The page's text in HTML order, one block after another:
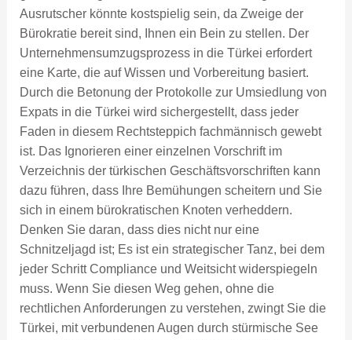
Ausrutscher könnte kostspielig sein, da Zweige der
Bürokratie bereit sind, Ihnen ein Bein zu stellen. Der
Unternehmensumzugsprozess in die Türkei erfordert
eine Karte, die auf Wissen und Vorbereitung basiert.
Durch die Betonung der Protokolle zur Umsiedlung von
Expats in die Türkei wird sichergestellt, dass jeder
Faden in diesem Rechtsteppich fachmännisch gewebt
ist. Das Ignorieren einer einzelnen Vorschrift im
Verzeichnis der türkischen Geschäftsvorschriften kann
dazu führen, dass Ihre Bemühungen scheitern und Sie
sich in einem bürokratischen Knoten verheddern.
Denken Sie daran, dass dies nicht nur eine
Schnitzeljagd ist; Es ist ein strategischer Tanz, bei dem
jeder Schritt Compliance und Weitsicht widerspiegeln
muss. Wenn Sie diesen Weg gehen, ohne die
rechtlichen Anforderungen zu verstehen, zwingt Sie die
Türkei, mit verbundenen Augen durch stürmische See